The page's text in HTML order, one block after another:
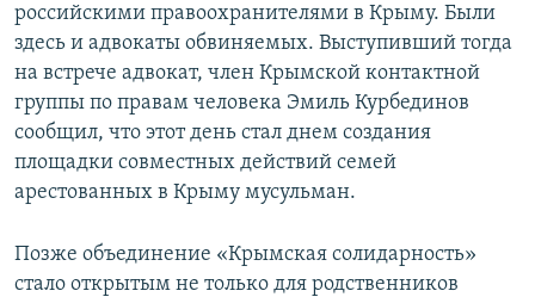
российскими правоохранителями в Крыму. Были
здесь и адвокаты обвиняемых. Выступивший тогда
на встрече адвокат, член Крымской контактной
группы по правам человека Эмиль Курбединов
сообщил, что этот день стал днем создания
площадки совместных действий семей
арестованных в Крыму мусульман.
Позже объединение «Крымская солидарность»
стало открытым не только для родственников